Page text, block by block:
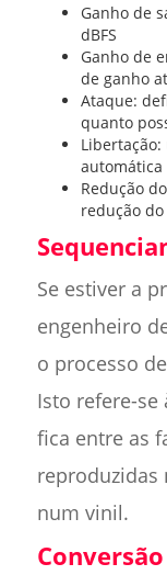
Ganho de
dBFS
Ganho de
de ganho
Ataque:
quanto
Redução
redução
Se estiver a
engenheiro
o processo
Isto refere-se
fica entre as
reproduzidas
num vinil.